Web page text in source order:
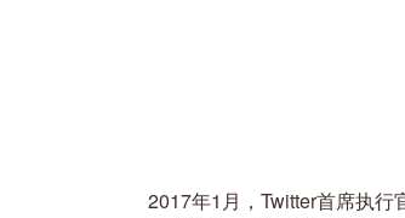
2017年1月，Twitter首席执行